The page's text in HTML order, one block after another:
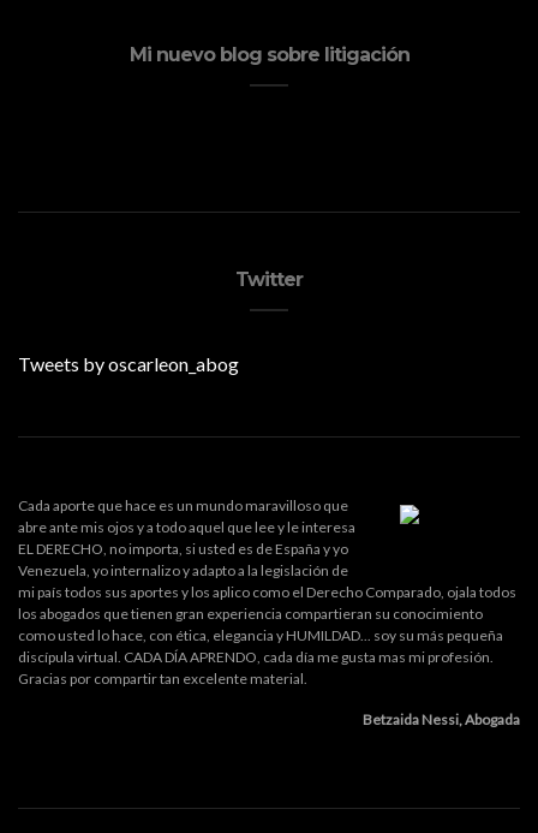
Mi nuevo blog sobre litigación
Twitter
Tweets by oscarleon_abog
Cada aporte que hace es un mundo maravilloso que
abre ante mis ojos y a todo aquel que lee y le interesa
EL DERECHO, no importa, si usted es de España y yo
Venezuela, yo internalizo y adapto a la legislación de
mi país todos sus aportes y los aplico como el Derecho Comparado, ojala todos
los abogados que tienen gran experiencia compartieran su conocimiento
como usted lo hace, con ética, elegancia y HUMILDAD... soy su más pequeña
discípula virtual. CADA DÍA APRENDO, cada día me gusta mas mi profesión.
Gracias por compartir tan excelente material.
Betzaida Nessi, Abogada